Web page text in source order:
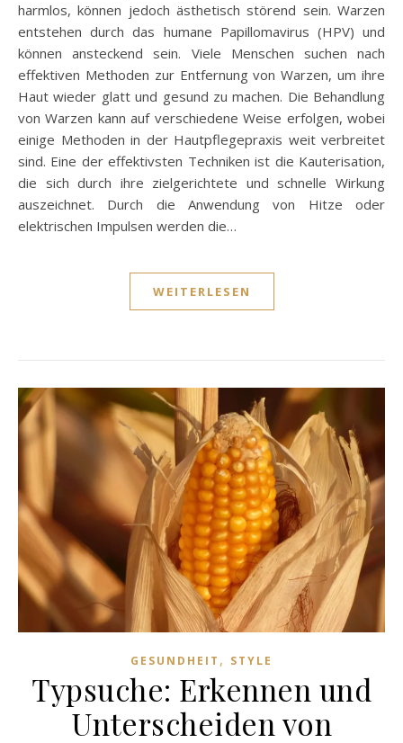
harmlos, können jedoch ästhetisch störend sein. Warzen
entstehen durch das humane Papillomavirus (HPV) und
können ansteckend sein. Viele Menschen suchen nach
effektiven Methoden zur Entfernung von Warzen, um ihre
Haut wieder glatt und gesund zu machen. Die Behandlung
von Warzen kann auf verschiedene Weise erfolgen, wobei
einige Methoden in der Hautpflegepraxis weit verbreitet
sind. Eine der effektivsten Techniken ist die Kauterisation,
die sich durch ihre zielgerichtete und schnelle Wirkung
auszeichnet. Durch die Anwendung von Hitze oder
elektrischen Impulsen werden die…
WEITERLESEN
GESUNDHEIT , STYLE
Typsuche: Erkennen und
Unterscheiden von